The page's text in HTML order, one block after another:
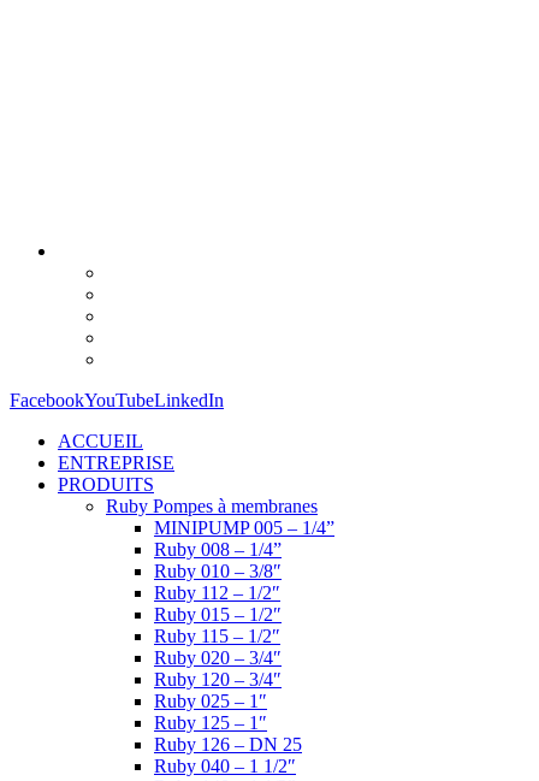
FacebookYouTubeLinkedIn
ACCUEIL
ENTREPRISE
PRODUITS
Ruby Pompes à membranes
MINIPUMP 005 – 1/4”
Ruby 008 – 1/4”
Ruby 010 – 3/8″
Ruby 112 – 1/2″
Ruby 015 – 1/2″
Ruby 115 – 1/2″
Ruby 020 – 3/4″
Ruby 120 – 3/4″
Ruby 025 – 1″
Ruby 125 – 1″
Ruby 126 – DN 25
Ruby 040 – 1 1/2″